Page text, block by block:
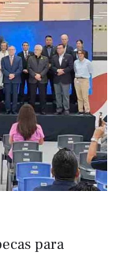
para